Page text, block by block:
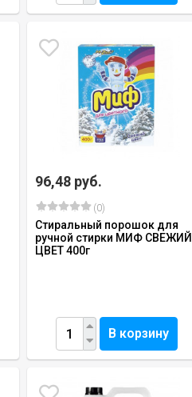
96,48 руб.
(0)
Стиральный порошок для
ручной стирки МИФ СВЕЖИЙ
ЦВЕТ 400г
В корзину